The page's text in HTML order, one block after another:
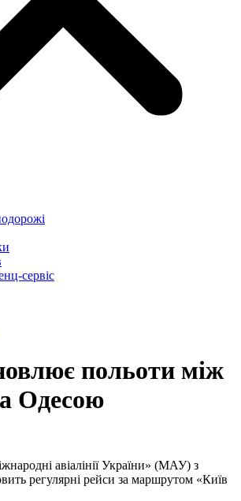
сервіс
польоти між
Одесою
авіалінії України» (МАУ) з
регулярні рейси за маршрутом «Київ